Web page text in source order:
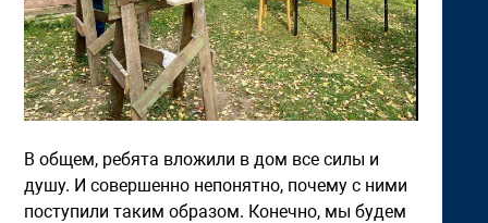
В общем, ребята вложили в дом все силы и
душу. И совершенно непонятно, почему с ними
поступили таким образом. Конечно, мы будем